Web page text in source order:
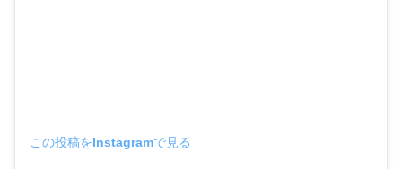
この投稿をInstagramで見る